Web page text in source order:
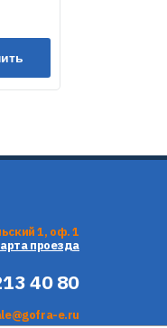
1, оф. 1
проезда
40 80
e.ru